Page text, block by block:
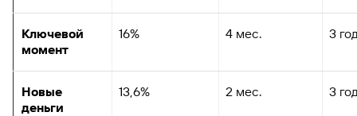
Ключевой
момент
16% 4 мес. 3
Новые
деньги
13,6% 2 мес. 3